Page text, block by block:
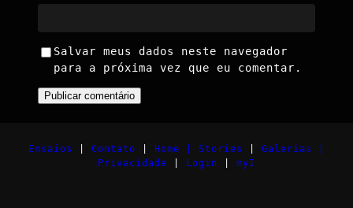
Salvar meus dados neste navegador
para a próxima vez que eu comentar.
Ensaios Contato Home | Stories
Galerias |
Privacidade
Login myI